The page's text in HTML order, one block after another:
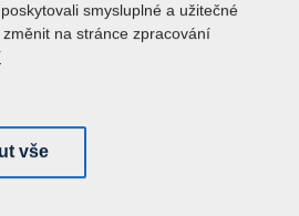
smysluplné a užitečné
na stránce zpracování
vše